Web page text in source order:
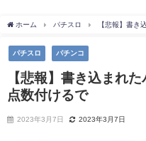
ホーム パチスロ 【悲報】書き
パチスロ パチンコ
【悲報】書き込まれ
点数付けるで
2023年3月7日 2023年3月7日